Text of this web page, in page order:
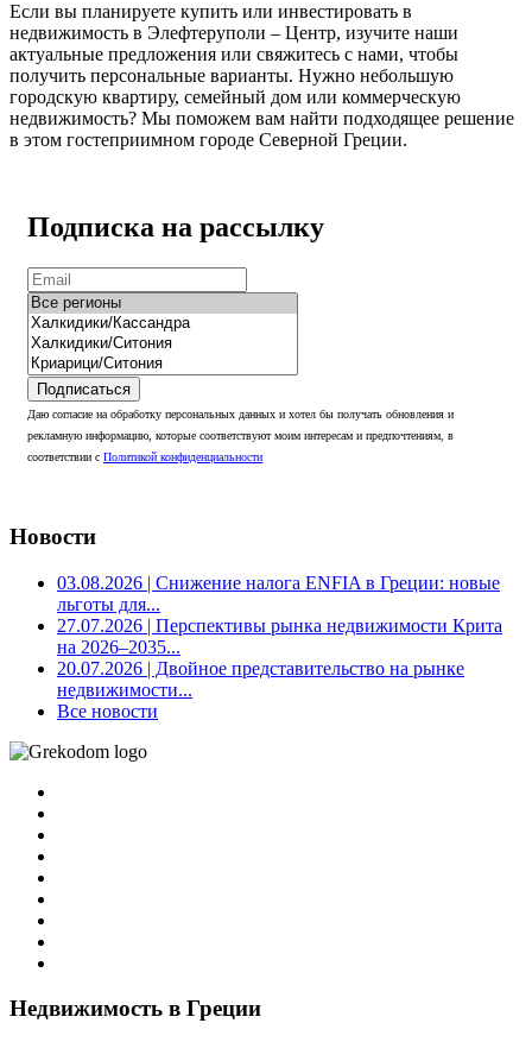
Если вы планируете купить или инвестировать в
недвижимость в Элефтеруполи – Центр, изучите наши
актуальные предложения или свяжитесь с нами, чтобы
получить персональные варианты. Нужно небольшую
городскую квартиру, семейный дом или коммерческую
недвижимость? Мы поможем вам найти подходящее решение
в этом гостеприимном городе Северной Греции.
Подписка на рассылку
Подписаться
Даю согласие на обработку персональных данных и хотел бы получать обновления и
рекламную информацию, которые соответствуют моим интересам и предпочтениям, в
соответствии с Политикой конфиденциальности
Новости
03.08.2026 | Снижение налога ENFIA в Греции: новые
льготы для...
27.07.2026 | Перспективы рынка недвижимости Крита
на 2026–2035...
20.07.2026 | Двойное представительство на рынке
недвижимости...
Все новости
Недвижимость в Греции